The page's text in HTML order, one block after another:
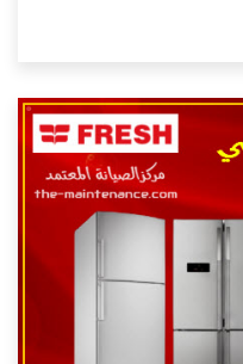
التى تسهل على